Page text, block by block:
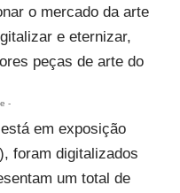
o mercado da arte
e eternizar,
peças de arte do
-
em exposição
foram digitalizados
um total de